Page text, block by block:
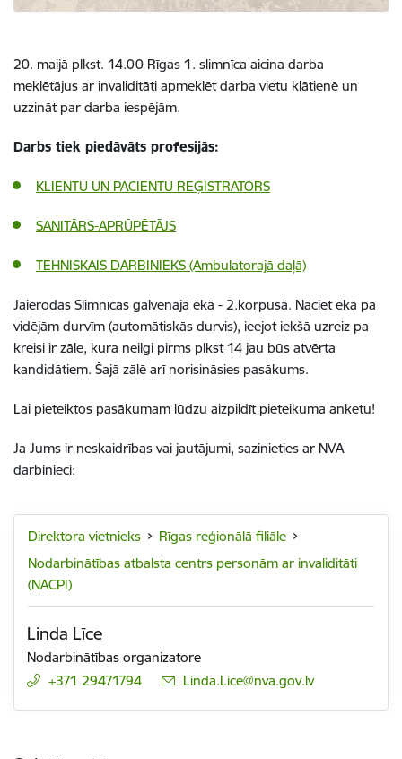
20. maijā plkst. 14.00 Rīgas 1. slimnīca aicina darba
meklētājus ar invaliditāti apmeklēt darba vietu klātienē un
uzzināt par darba iespējām.
Darbs tiek piedāvāts profesijās:
KLIENTU UN PACIENTU REĢISTRATORS
SANITĀRS-APRŪPĒTĀJS
TEHNISKAIS DARBINIEKS (Ambulatorajā daļā)
Jāierodas Slimnīcas galvenajā ēkā - 2.korpusā. Nāciet ēkā pa
vidējām durvīm (automātiskās durvis), ieejot iekšā uzreiz pa
kreisi ir zāle, kura neilgi pirms plkst 14 jau būs atvērta
kandidātiem. Šajā zālē arī norisināsies pasākums.
Lai pieteiktos pasākumam lūdzu aizpildīt pieteikuma anketu!
Ja Jums ir neskaidrības vai jautājumi, sazinieties ar NVA
darbinieci:
Direktora vietnieks
Rīgas reģionālā filiāle
Nodarbinātības atbalsta centrs personām ar invaliditāti
(NACPI)
Linda Līce
Nodarbinātības organizatore
+371 29471794
E-pasts:
Linda.Lice@nva.gov.lv